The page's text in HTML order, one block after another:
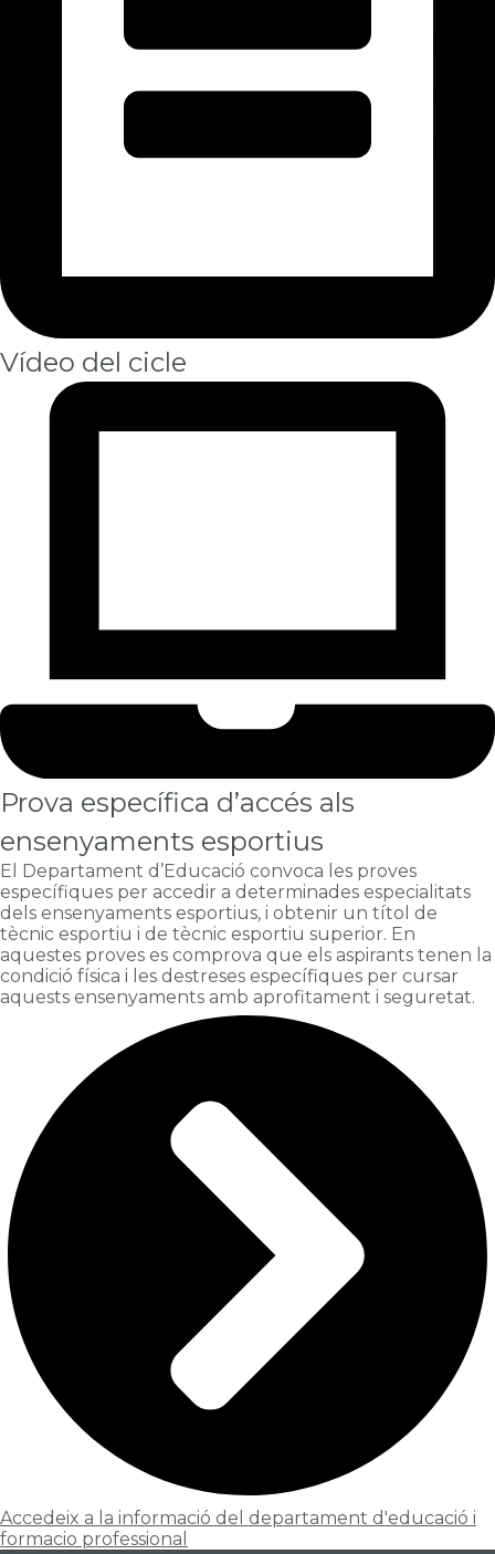
Vídeo del cicle
Prova específica d’accés als
ensenyaments esportius
El Departament d’Educació convoca les proves
específiques per accedir a determinades especialitats
dels ensenyaments esportius, i obtenir un títol de
tècnic esportiu i de tècnic esportiu superior. En
aquestes proves es comprova que els aspirants tenen la
condició física i les destreses específiques per cursar
aquests ensenyaments amb aprofitament i seguretat.
Accedeix a la informació del departament d'educació i
formacio professional